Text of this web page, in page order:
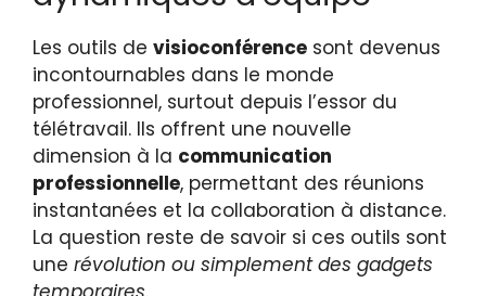
Les outils de visioconférence sont devenus
incontournables dans le monde
professionnel, surtout depuis l’essor du
télétravail. Ils offrent une nouvelle
dimension à la communication
professionnelle, permettant des réunions
instantanées et la collaboration à distance.
La question reste de savoir si ces outils sont
une révolution ou simplement des gadgets